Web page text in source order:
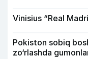
Vinisius “Real
Pokiston sobiq
zo‘rlashda